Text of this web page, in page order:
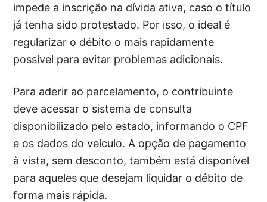
impede a inscrição na dívida ativa, caso o título
já tenha sido protestado. Por isso, o ideal é
regularizar o débito o mais rapidamente
possível para evitar problemas adicionais.
Para aderir ao parcelamento, o contribuinte
deve acessar o sistema de consulta
disponibilizado pelo estado, informando o CPF
e os dados do veículo. A opção de pagamento
à vista, sem desconto, também está disponível
para aqueles que desejam liquidar o débito de
forma mais rápida.